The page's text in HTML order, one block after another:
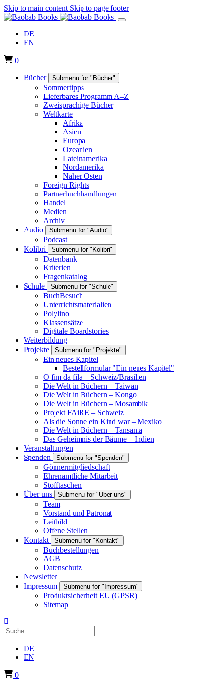
Skip to main content Skip to page footer
DE
EN
0
Bücher Submenu for "Bücher"
Sommertipps
Lieferbares Programm A–Z
Zweisprachige Bücher
Weltkarte
Afrika
Asien
Europa
Ozeanien
Lateinamerika
Nordamerika
Naher Osten
Foreign Rights
Partnerbuchhandlungen
Handel
Medien
Archiv
Audio
Submenu for "Audio"
Podcast
Kolibri
Submenu for "Kolibri"
Datenbank
Kriterien
Fragenkatalog
Schule
Submenu for "Schule"
BuchBesuch
Unterrichtsmaterialien
Polylino
Klassensätze
Digitale Boardstories
Weiterbildung
Projekte
Submenu for "Projekte"
Ein neues Kapitel
Bestellformular "Ein neues Kapitel"
O fim da fila – Schweiz/Brasilien
Die Welt in Büchern – Taiwan
Die Welt in Büchern – Kongo
Die Welt in Büchern – Mosambik
Projekt FAiRE – Schweiz
Als die Sonne ein Kind war – Mexiko
Die Welt in Büchern – Tansania
Das Geheimnis der Bäume – Indien
Veranstaltungen
Spenden
Submenu for "Spenden"
Gönnermitgliedschaft
Ehrenamtliche Mitarbeit
Stofftaschen
Über uns
Submenu for "Über uns"
Team
Vorstand und Patronat
Leitbild
Offene Stellen
Kontakt
Submenu for "Kontakt"
Buchbestellungen
AGB
Datenschutz
Newsletter
Impressum
Submenu for "Impressum"
Produktsicherheit EU (GPSR)
Sitemap
DE
EN
0